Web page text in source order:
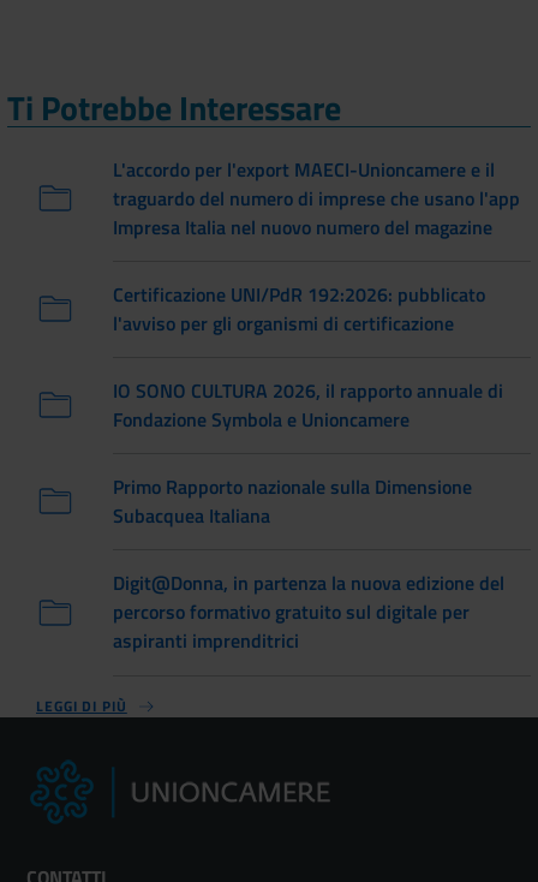
Ti Potrebbe Interessare
L'accordo per l'export MAECI-Unioncamere e il
traguardo del numero di imprese che usano l'app
Impresa Italia nel nuovo numero del magazine
Certificazione UNI/PdR 192:2026: pubblicato
l'avviso per gli organismi di certificazione
IO SONO CULTURA 2026, il rapporto annuale di
Fondazione Symbola e Unioncamere
Primo Rapporto nazionale sulla Dimensione
Subacquea Italiana
Digit@Donna, in partenza la nuova edizione del
percorso formativo gratuito sul digitale per
aspiranti imprenditrici
LEGGI DI PIÙ